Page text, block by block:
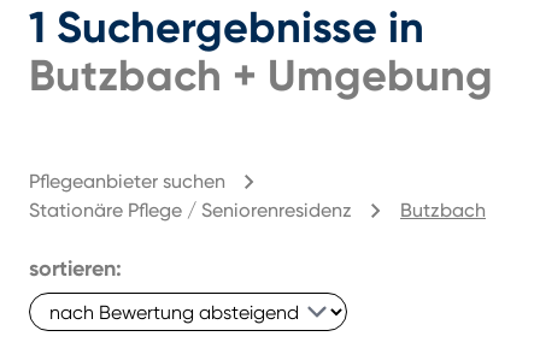
1 Suchergebnisse in
Butzbach + Umgebung
Pflegeanbieter suchen
Stationäre Pflege / Seniorenresidenz
Butzbach
sortieren: